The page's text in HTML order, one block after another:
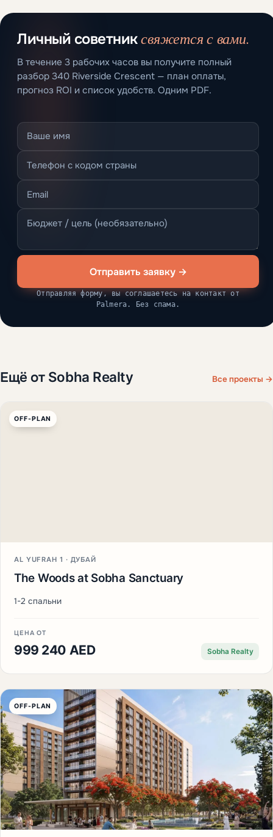
Личный советниксвяжется с вами.
В течение 3 рабочих часов вы получите полный
разбор 340 Riverside Crescent — план оплаты,
прогноз ROI и список удобств. Одним PDF.
Отправить заявку →
Отправляя форму, вы соглашаетесь на контакт от
Palmera. Без спама.
Ещё от Sobha Realty Все проекты →
OFF-PLAN
AL YUFRAH 1 · ДУБАЙ
The Woods at Sobha Sanctuary
1-2 спальни
ЦЕНА ОТ
999 240 AED Sobha Realty
OFF-PLAN